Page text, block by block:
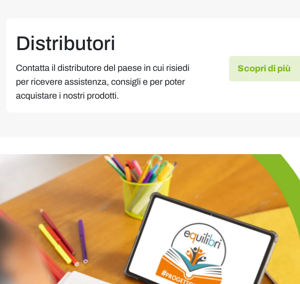
Distributori
Contatta il distributore del paese in cui risiedi
per ricevere assistenza, consigli e per poter
acquistare i nostri prodotti.
Scopri di più